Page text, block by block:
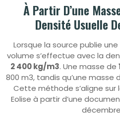
À Partir D’une
Densité Usuelle
Lorsque la source publie
volume s’effectue avec la
2 400 kg/m3. Une masse de
800 m3, tandis qu’une masse
Cette méthode s’aligne sur
Eolise à partir d’une
décembre